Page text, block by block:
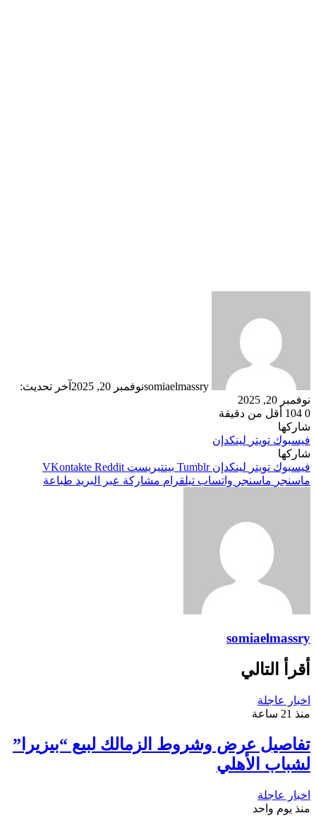
somiaelmassryنوفمبر 20, 2025
آخر تحديث:
نوفمبر 20, 2025
0
أقل من دقيقة
شاركها
فيسبوك تويتر لينكدإن
شاركها
فيسبوك تويتر لينكدإن بينتيريست
ماسنجر ماسنجر واتساب تيلقرام مشاركة عبر البريد طباعة
somiaelmassry
أقرأ التالي
اخبار عاجلة
منذ 21 ساعة
تفاصيل عرض وشروط الزمالك لبيع “بيزيرا”
لشباب الأهلي
اخبار عاجلة
منذ يوم واحد